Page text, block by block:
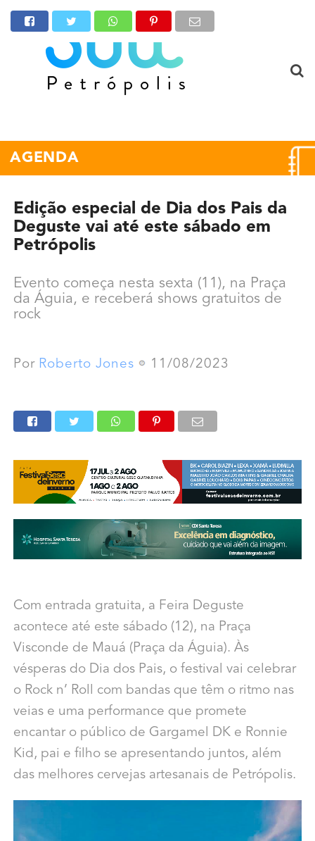
AGENDA
Edição especial de Dia dos Pais da
Deguste vai até este sábado em
Petrópolis
Evento começa nesta sexta (11), na Praça
da Águia, e receberá shows gratuitos de
rock
Por Roberto Jones 11/08/2023
Com entrada gratuita, a Feira Deguste
acontece até este sábado (12), na Praça
Visconde de Mauá (Praça da Águia). Às
vésperas do Dia dos Pais, o festival vai celebrar
o Rock n’ Roll com bandas que têm o ritmo nas
veias e uma performance que promete
encantar o público de Gargamel DK e Ronnie
Kid, pai e filho se apresentando juntos, além
das melhores cervejas artesanais de Petrópolis.